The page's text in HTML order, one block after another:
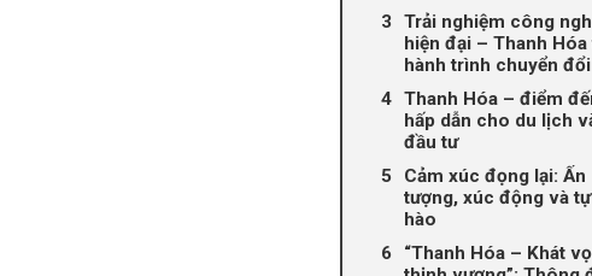
Trải nghiệm công
hiện đại – Thanh Hóa
hành trình chuyển
Thanh Hóa – điểm
hấp dẫn cho du lịch
đầu tư
Cảm xúc đọng lại: Ấn
tượng, xúc động và tự
hào
“Thanh Hóa – Khát